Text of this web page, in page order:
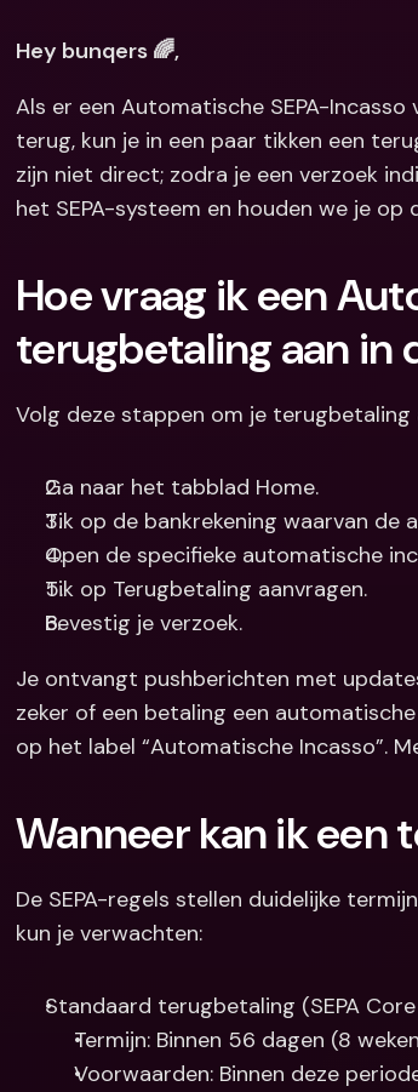
Hey bunqers 🌈,
Als er een Automatische SEPA-
terug, kun je in een paar tikken een
zijn niet direct; zodra je een verzoek
het SEPA-systeem en houden we je
Hoe vraag ik een
terugbetaling aan in
Volg deze stappen om je terugbetaling
Ga naar het tabblad Home.
Tik op de bankrekening waarvan de
Open de specifieke automatische
Tik op Terugbetaling aanvragen.
Bevestig je verzoek.
Je ontvangt pushberichten met
zeker of een betaling een
op het label “Automatische Incasso”.
Wanneer kan ik een
De SEPA-regels stellen duidelijke
kun je verwachten:
Standaard terugbetaling (SEPA
Termijn: Binnen 56 dagen (8
Voorwaarden: Binnen deze